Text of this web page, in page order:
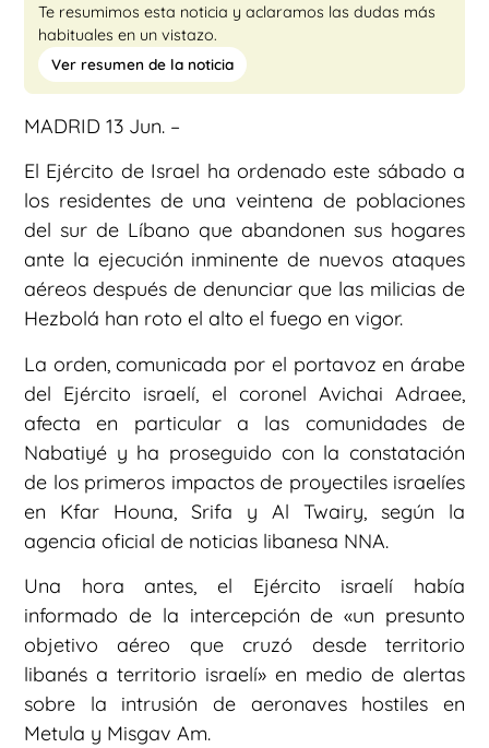
Te resumimos esta noticia y aclaramos las dudas más
habituales en un vistazo.
Ver resumen de la noticia
MADRID 13 Jun. –
El Ejército de Israel ha ordenado este sábado a
los residentes de una veintena de poblaciones
del sur de Líbano que abandonen sus hogares
ante la ejecución inminente de nuevos ataques
aéreos después de denunciar que las milicias de
Hezbolá han roto el alto el fuego en vigor.
La orden, comunicada por el portavoz en árabe
del Ejército israelí, el coronel Avichai Adraee,
afecta en particular a las comunidades de
Nabatiyé y ha proseguido con la constatación
de los primeros impactos de proyectiles israelíes
en Kfar Houna, Srifa y Al Twairy, según la
agencia oficial de noticias libanesa NNA.
Una hora antes, el Ejército israelí había
informado de la intercepción de «un presunto
objetivo aéreo que cruzó desde territorio
libanés a territorio israelí» en medio de alertas
sobre la intrusión de aeronaves hostiles en
Metula y Misgav Am.